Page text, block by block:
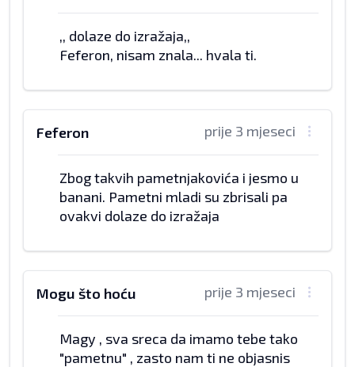
,, dolaze do izražaja,,
Feferon, nisam znala... hvala ti.
prije 3 mjeseci
Feferon
Zbog takvih pametnjakovića i jesmo u
banani. Pametni mladi su zbrisali pa
ovakvi dolaze do izražaja
prije 3 mjeseci
Mogu što hoću
Magy , sva sreca da imamo tebe tako
"pametnu" , zasto nam ti ne objasnis